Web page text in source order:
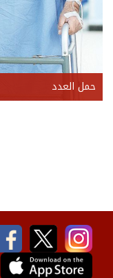
حمل العدد